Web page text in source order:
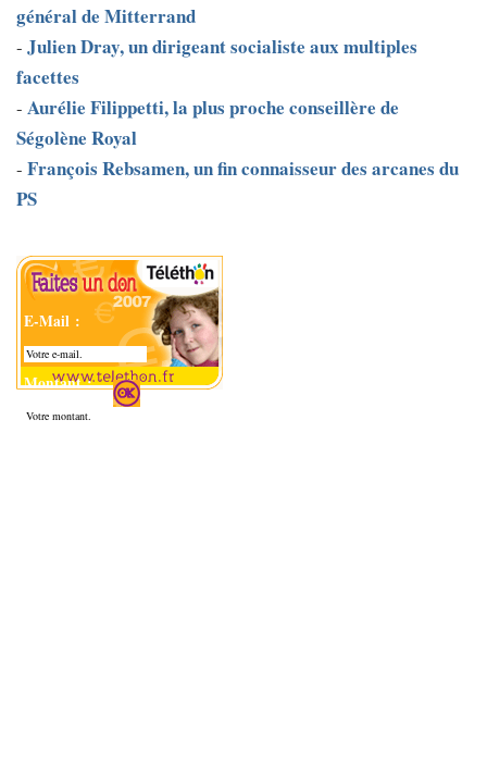
général de Mitterrand
- Julien Dray, un dirigeant socialiste aux multiples
facettes
- Aurélie Filippetti, la plus proche conseillère de
Ségolène Royal
- François Rebsamen, un fin connaisseur des arcanes du
PS
E-Mail :
Montant :